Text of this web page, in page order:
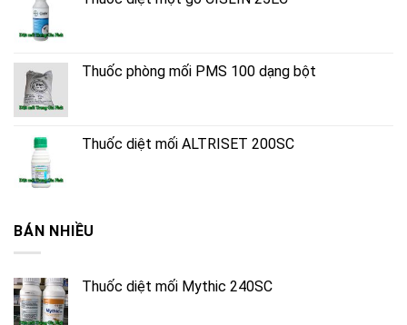
Thuốc phòng mối PMS 100 dạng bột
Thuốc diệt mối ALTRISET 200SC
BÁN NHIỀU
Thuốc diệt mối Mythic 240SC